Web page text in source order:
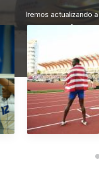
Iremos actualizando
vayamos a formar